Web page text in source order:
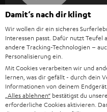
e
w
s
l
e
Wähle deinen
Melde dich für den
CHF 45 als
EMAIL
WIDGET
Damit‘s nach dir klingt
Wir wollen dir ein sicheres
Interessen passt. Dafür nutzt Teufel
andere Tracking-Technologien –
Personalisierung ein.
Mit Cookies verarbeiten wir und
lernen, was dir gefällt - durch dein
Informationen von deinem
„Alles ablehnen“ bestätigst du
erforderliche Cookies aktivieren.